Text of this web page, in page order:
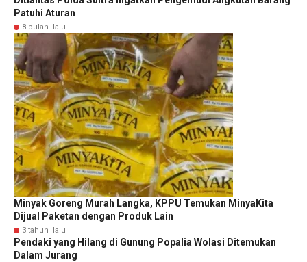
Patuhi Aturan
8 bulan lalu
Minyak Goreng Murah Langka, KPPU Temukan MinyaKita
Dijual Paketan dengan Produk Lain
3 tahun lalu
Pendaki yang Hilang di Gunung Popalia Wolasi Ditemukan
Dalam Jurang